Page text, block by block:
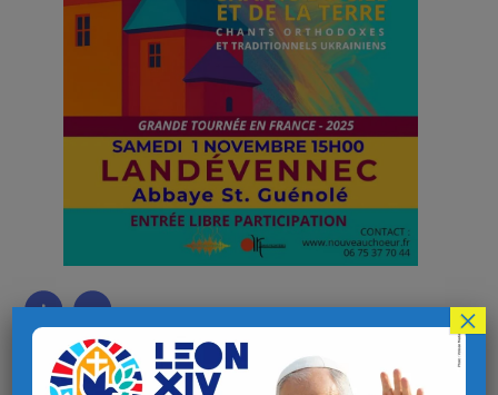
Chants du ciel et de la terre.
Chants orthodoxes et traditionnels ukrainiens.
×